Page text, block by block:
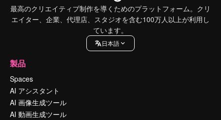
最高のクリエイティブ制作を導くためのプラットフォーム。クリ
エイター、企業、代理店、スタジオを含む100万人以上が利用し
ています。
日本語
製品
Spaces
AI アシスタント
AI 画像生成ツール
AI 動画生成ツール